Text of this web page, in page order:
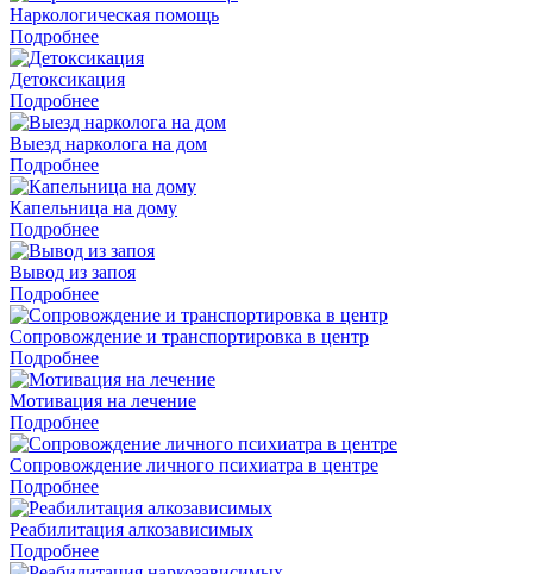
Наркологическая помощь
Подробнее
Детоксикация
Подробнее
Выезд нарколога на дом
Подробнее
Капельница на дому
Подробнее
Вывод из запоя
Подробнее
Сопровождение и транспортировка в центр
Подробнее
Мотивация на лечение
Подробнее
Сопровождение личного психиатра в центре
Подробнее
Реабилитация алкозависимых
Подробнее